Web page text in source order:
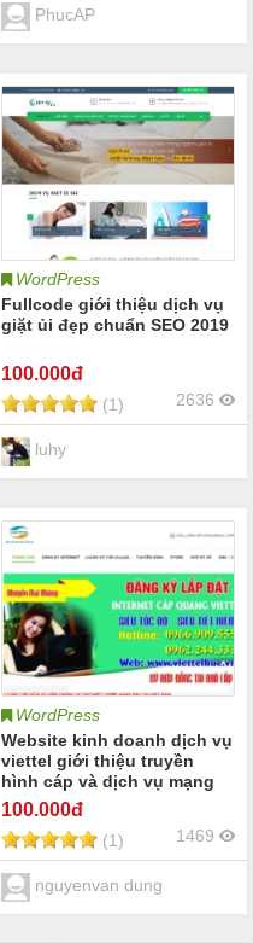
PhucAP
WordPress
Fullcode giới thiệu dịch vụ
giặt ủi đẹp chuẩn SEO 2019
100.000đ
(1) 2636
luhy
WordPress
Website kinh doanh dịch vụ
viettel giới thiệu truyền
hình cáp và dịch vụ mạng
100.000đ
(1) 1469
nguyenvan dung